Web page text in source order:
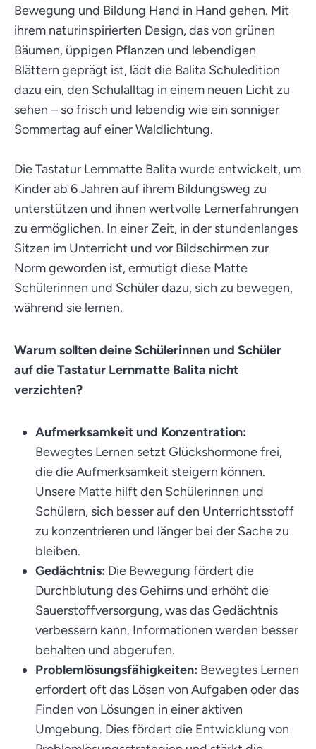
Bewegung und Bildung Hand in Hand gehen. Mit
ihrem naturinspirierten Design, das von grünen
Bäumen, üppigen Pflanzen und lebendigen
Blättern geprägt ist, lädt die Balita Schuledition
dazu ein, den Schulalltag in einem neuen Licht zu
sehen – so frisch und lebendig wie ein sonniger
Sommertag auf einer Waldlichtung.
Die Tastatur Lernmatte Balita wurde entwickelt, um
Kinder ab 6 Jahren auf ihrem Bildungsweg zu
unterstützen und ihnen wertvolle Lernerfahrungen
zu ermöglichen. In einer Zeit, in der stundenlanges
Sitzen im Unterricht und vor Bildschirmen zur
Norm geworden ist, ermutigt diese Matte
Schülerinnen und Schüler dazu, sich zu bewegen,
während sie lernen.
Warum sollten deine Schülerinnen und Schüler
auf die Tastatur Lernmatte Balita nicht
verzichten?
Aufmerksamkeit und Konzentration:
Bewegtes Lernen setzt Glückshormone frei,
die die Aufmerksamkeit steigern können.
Unsere Matte hilft den Schülerinnen und
Schülern, sich besser auf den Unterrichtsstoff
zu konzentrieren und länger bei der Sache zu
bleiben.
Gedächtnis: Die Bewegung fördert die
Durchblutung des Gehirns und erhöht die
Sauerstoffversorgung, was das Gedächtnis
verbessern kann. Informationen werden besser
behalten und abgerufen.
Problemlösungsfähigkeiten: Bewegtes Lernen
erfordert oft das Lösen von Aufgaben oder das
Finden von Lösungen in einer aktiven
Umgebung. Dies fördert die Entwicklung von